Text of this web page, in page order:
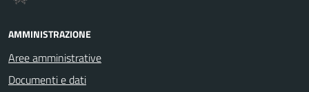
AMMINISTRAZIONE
Aree amministrative
Documenti e dati